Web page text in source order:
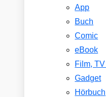
App
Buch
Comic
eBook
Film,
Gadget
Hörbuch